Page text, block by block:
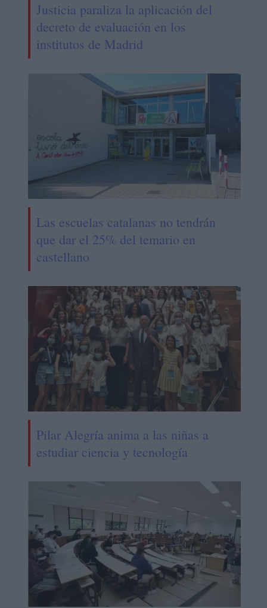
Justicia paraliza la aplicación del
decreto de evaluación en los
institutos de Madrid
Las escuelas catalanas no tendrán
que dar el 25% del temario en
castellano
Pilar Alegría anima a las niñas a
estudiar ciencia y tecnología